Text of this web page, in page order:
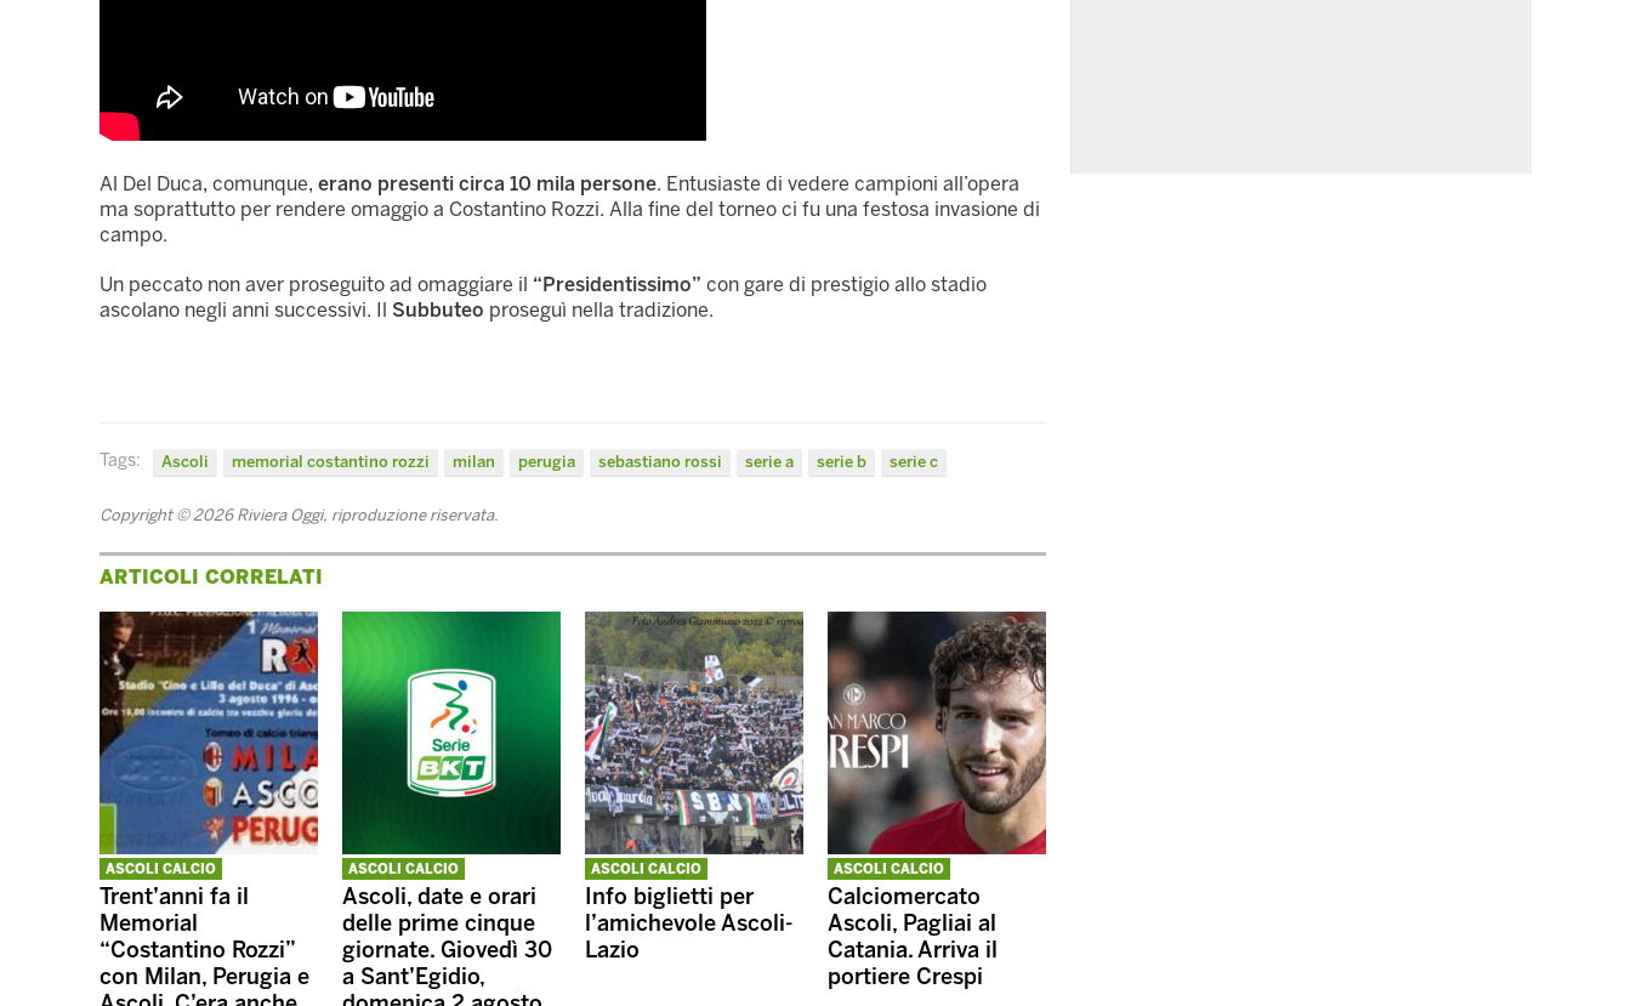
Al Del Duca, comunque, erano presenti circa 10 mila persone. Entusiaste di vedere campioni all’opera
ma soprattutto per rendere omaggio a Costantino Rozzi. Alla fine del torneo ci fu una festosa invasione di
campo.
Un peccato non aver proseguito ad omaggiare il “Presidentissimo” con gare di prestigio allo stadio
ascolano negli anni successivi. Il Subbuteo proseguì nella tradizione.
Tags: Ascoli memorial costantino rozzi milan perugia sebastiano rossi serie a serie b serie c
Copyright © 2026 Riviera Oggi, riproduzione riservata.
ARTICOLI CORRELATI
ASCOLI CALCIO
Trent’anni fa il
Memorial
“Costantino Rozzi”
con Milan, Perugia e
ASCOLI CALCIO
Ascoli, date e orari
delle prime cinque
giornate. Giovedì 30
a Sant’Egidio,
ASCOLI CALCIO
Info biglietti per
l’amichevole Ascoli-
Lazio
ASCOLI CALCIO
Calciomercato
Ascoli, Pagliai al
Catania. Arriva il
portiere Crespi